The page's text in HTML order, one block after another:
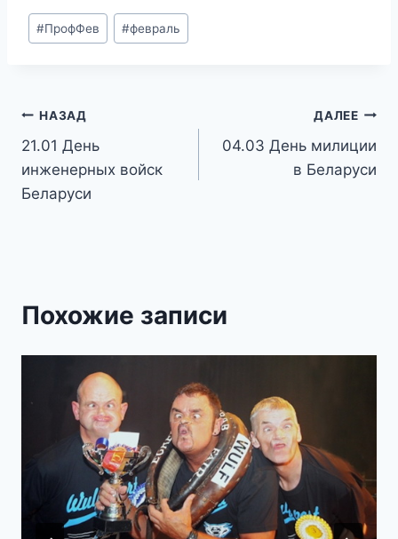
Метки
записи:
#ПрофФев #февраль
Навигация
по
записям
НАЗАД
21.01 День
инженерных войск
Беларуси
ДАЛЕЕ
04.03 День милиции
в Беларуси
Похожие записи